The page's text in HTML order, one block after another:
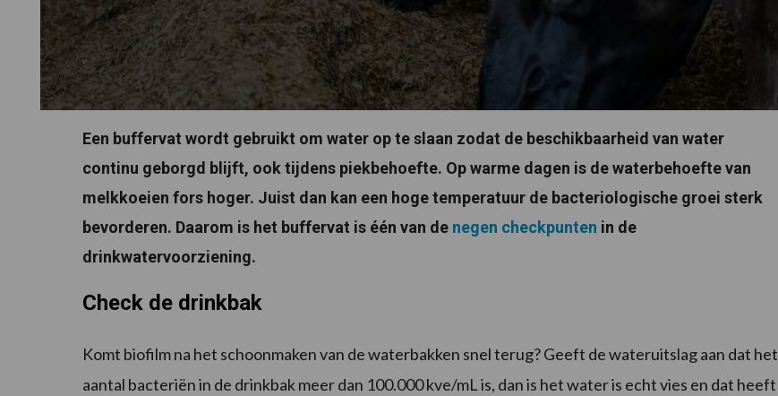
Een buffervat wordt gebruikt om water op te slaan zodat de beschikbaarheid van water
continu geborgd blijft, ook tijdens piekbehoefte. Op warme dagen is de waterbehoefte van
melkkoeien fors hoger. Juist dan kan een hoge temperatuur de bacteriologische groei sterk
bevorderen. Daarom is het buffervat is één van de negen checkpunten in de
drinkwatervoorziening.
Check de drinkbak
Komt biofilm na het schoonmaken van de waterbakken snel terug? Geeft de wateruitslag aan dat het
aantal bacteriën in de drinkbak meer dan 100.000 kve/mL is, dan is het water is echt vies en dat heeft